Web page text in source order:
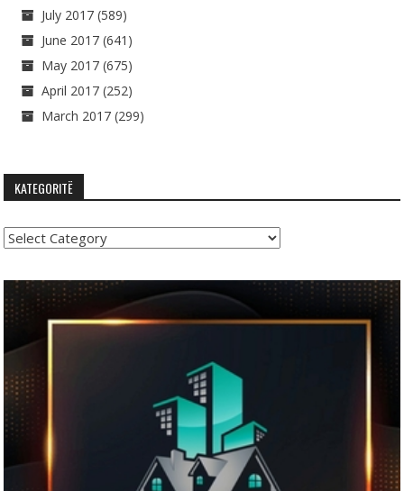
July 2017 (589)
June 2017 (641)
May 2017 (675)
April 2017 (252)
March 2017 (299)
KATEGORITË
Kategoritë